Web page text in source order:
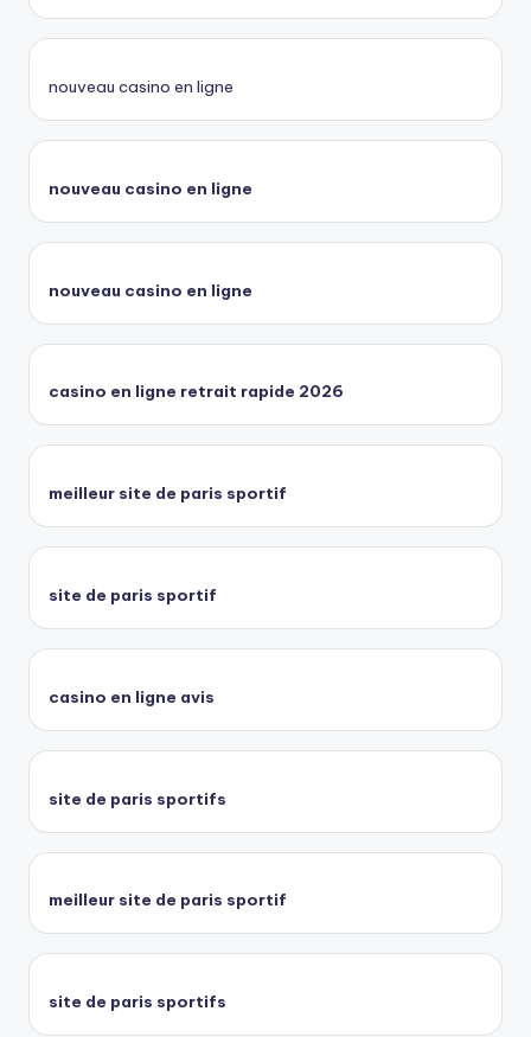
nouveau casino en ligne
nouveau casino en ligne
nouveau casino en ligne
casino en ligne retrait rapide 2026
meilleur site de paris sportif
site de paris sportif
casino en ligne avis
site de paris sportifs
meilleur site de paris sportif
site de paris sportifs